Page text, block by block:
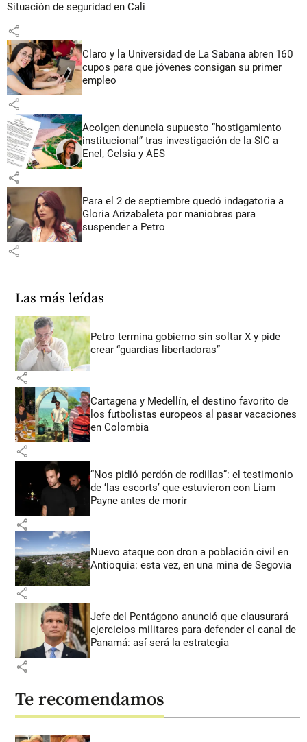
Situación de seguridad en Cali
share
Claro y la Universidad de La Sabana abren 160
cupos para que jóvenes consigan su primer
empleo
share
Acolgen denuncia supuesto “hostigamiento
institucional” tras investigación de la SIC a
Enel, Celsia y AES
share
Para el 2 de septiembre quedó indagatoria a
Gloria Arizabaleta por maniobras para
suspender a Petro
share
Las más leídas
Petro termina gobierno sin soltar X y pide
crear “guardias libertadoras”
share
Cartagena y Medellín, el destino favorito de
los futbolistas europeos al pasar vacaciones
en Colombia
share
“Nos pidió perdón de rodillas”: el testimonio
de ‘las escorts’ que estuvieron con Liam
Payne antes de morir
share
Nuevo ataque con dron a población civil en
Antioquia: esta vez, en una mina de Segovia
share
Jefe del Pentágono anunció que clausurará
ejercicios militares para defender el canal de
Panamá: así será la estrategia
share
Te recomendamos